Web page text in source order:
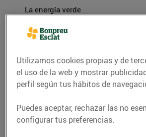
La energía verde
¿Cómo puedo leer
lecturas de mi
¿Cómo funciona el
Utilizamos cookies propias y de
el uso de la web y mostrar
perfil según tus hábitos de
Puedes aceptar, rechazar las no
configurar tus preferencias.